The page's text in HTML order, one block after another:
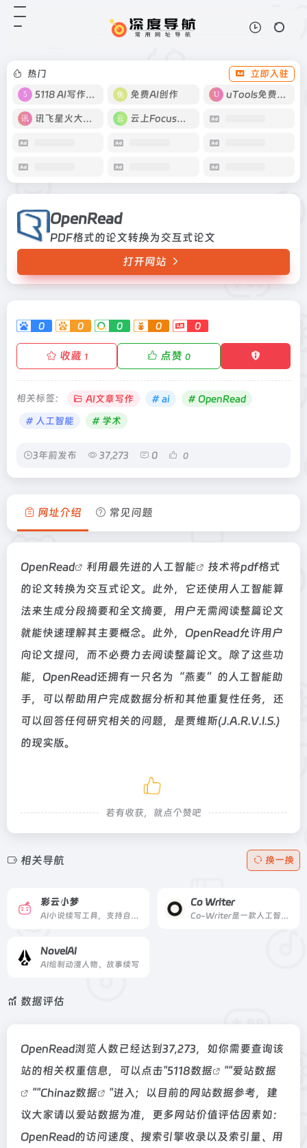
热门
立即入驻
5118 AI写作工具
免费AI创作 uTools免费工具箱
讯飞星火大模型 云上Focus接码
OpenRead
PDF格式的论文转换为交互式论文
打开网站
0 0 0 0 0
收藏 1 点赞0
相关标签： AI文章写作 # ai
# OpenRead
# 人工智能
# 学术
3年前发布 37,273 0 0
网址介绍 常见问题
OpenRead 利用最先进的人工智能
技术将pdf格式
的论文转换为交互式论文。此外，它还使用人工智能算
法来生成分段摘要和全文摘要，用户无需阅读整篇论文
就能快速理解其主要概念。此外，OpenRead允许用户
向论文提问，而不必费力去阅读整篇论文。除了这些功
能，OpenRead还拥有一只名为“燕麦”的人工智能助
手，可以帮助用户完成数据分析和其他重复性任务，还
可以回答任何研究相关的问题，是贾维斯(J.A.R.V.I.S.)
的现实版。
若有收获，就点个赞吧
相关导航 换一换
彩云小梦
AI小说续写工具，支持自定义小说世界
Co Writer
Co-Writer是一款人工智能工具，用于优化营销内容
NovelAI
AI绘制动漫人物、故事续写
数据评估
OpenRead浏览人数已经达到37,273，如你需要查询该
站的相关权重信息，可以点击"5118数据 ""爱站数据
""Chinaz数据
"进入；以目前的网站数据参考，建
议大家请以爱站数据为准，更多网站价值评估因素如：
OpenRead的访问速度、搜索引擎收录以及索引量、用